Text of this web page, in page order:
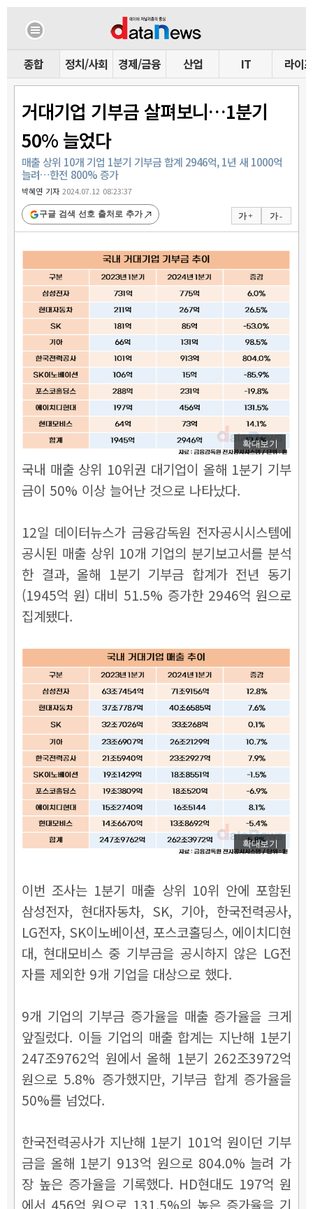
종합 정치/사회 경제/금융 산업 IT 라이프
거대기업 기부금 살펴보니…1분기
50% 늘었다
매출 상위 10개 기업 1분기 기부금 합계 2946억, 1년 새 1000억
늘려…한전 800% 증가
박혜연 기자2024.07.12 08:23:37
가 + 가 -
구글 검색 선호 출처로 추가
확대보기
국내 매출 상위 10위권 대기업이 올해 1분기 기부
금이 50% 이상 늘어난 것으로 나타났다.
12일 데이터뉴스가 금융감독원 전자공시시스템에
공시된 매출 상위 10개 기업의 분기보고서를 분석
한 결과, 올해 1분기 기부금 합계가 전년 동기
(1945억 원) 대비 51.5% 증가한 2946억 원으로
집계됐다.
확대보기
이번 조사는 1분기 매출 상위 10위 안에 포함된
삼성전자, 현대자동차, SK, 기아, 한국전력공사,
LG전자, SK이노베이션, 포스코홀딩스, 에이치디현
대, 현대모비스 중 기부금을 공시하지 않은 LG전
자를 제외한 9개 기업을 대상으로 했다.
9개 기업의 기부금 증가율을 매출 증가율을 크게
앞질렀다. 이들 기업의 매출 합계는 지난해 1분기
247조9762억 원에서 올해 1분기 262조3972억
원으로 5.8% 증가했지만, 기부금 합계 증가율을
50%를 넘었다.
한국전력공사가 지난해 1분기 101억 원이던 기부
금을 올해 1분기 913억 원으로 804.0% 늘려 가
장 높은 증가율을 기록했다. HD현대도 197억 원
에서 456억 원으로 131.5%의 높은 증가율을 기